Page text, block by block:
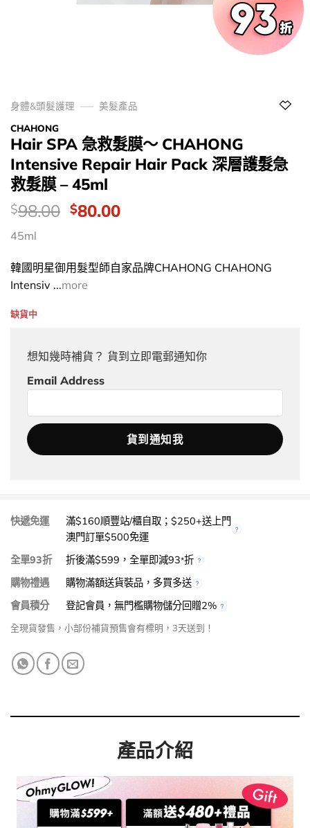
身體&頭髮護理
美髮產品
CHAHONG
Hair SPA 急救髮膜～ CHAHONG
Intensive Repair Hair Pack 深層護髮急
救髮膜 – 45ml
價
錢：
$98.00 Original
$98.00.
$80.00Current
$80.00.
45ml
韓國明星御用髮型師自家品牌CHAHONG CHAHONG
Intensiv ...more
缺貨中
想知幾時補貨？ 貨到立即電郵通知你
Email Address
快遞免運
滿$160順豐站/櫃自取；$250+送上門
澳門訂單$500免運
全單93折
折後滿$599，全單即減93*折
購物禮遇
購物滿額送貨裝品，多買多送
會員積分
登記會員，無門檻購物儲分回贈2%
全現貨發售，小部份補貨預售會有標明，3天送到！
產品介紹